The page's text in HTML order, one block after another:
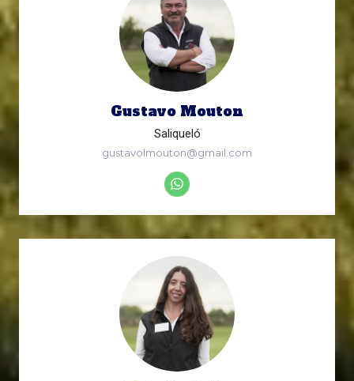
Gustavo Mouton
Saliqueló
gustavolmouton@gmail.com